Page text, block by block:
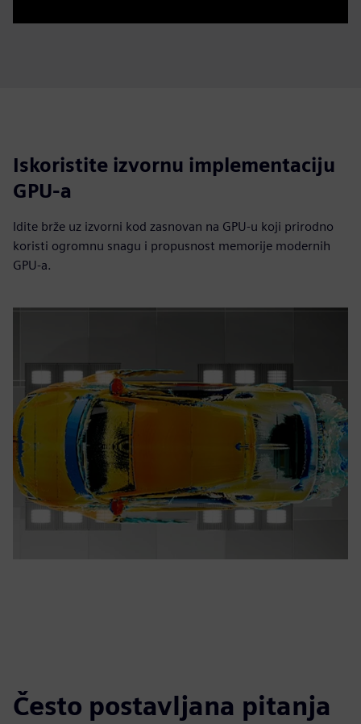
Iskoristite izvornu implementaciju
GPU-a
Idite brže uz izvorni kod zasnovan na GPU-u koji prirodno
koristi ogromnu snagu i propusnost memorije modernih
GPU-a.
Često postavljana pitanja